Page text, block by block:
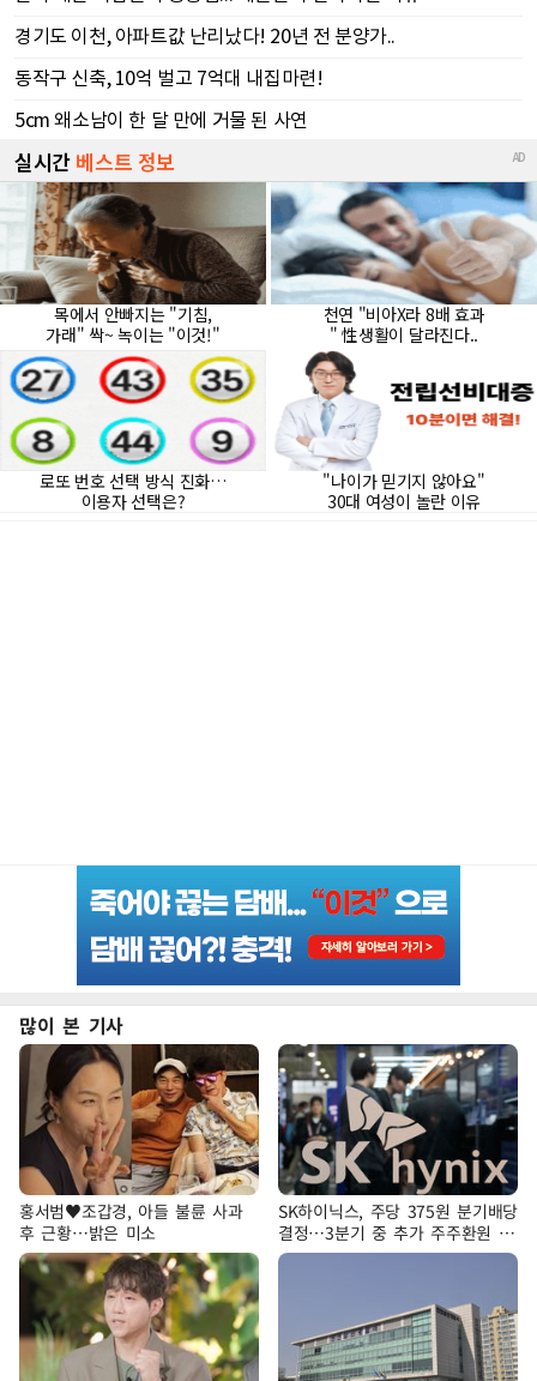
많이 본 기사
홍서범♥조갑경, 아들 불륜 사과
후 근황…밝은 미소
SK하이닉스, 주당 375원 분기배당
결정…3분기 중 추가 주주환원 발
표